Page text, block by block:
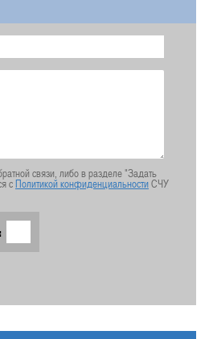
связи, либо в разделе "Задать
сПолитикой конфиденциальностиСЧУ